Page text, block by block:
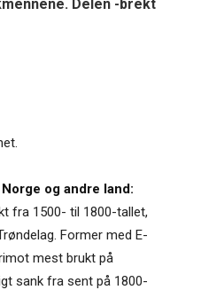
Delen -brekt
og andre land:
fra 1500- til 1800-tallet,
Former med E-
mest brukt på
sank fra sent på 1800-